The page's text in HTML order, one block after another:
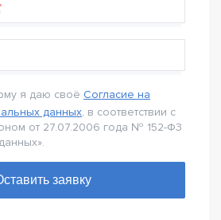
я даю своё Согласие на
данных, в соответствии с
от 27.07.2006 года № 152-Ф3